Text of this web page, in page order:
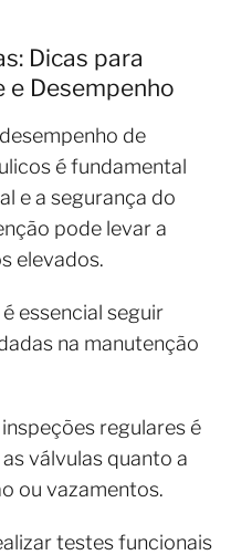
Dicas para
e Desempenho
de
é fundamental
e a segurança do
pode levar a
elevados.
essencial seguir
na manutenção
regulares é
válvulas quanto a
ou vazamentos.
testes funcionais